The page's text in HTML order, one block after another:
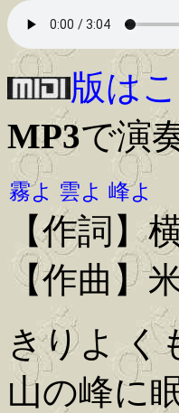
版は
MP3で演
霧よ 雲よ 峰よ
【作詞
【作曲】
きりよ く
山の峰に